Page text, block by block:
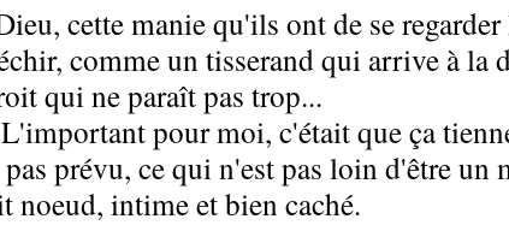
cette manie qu'ils ont de se
comme un tisserand qui arrive à
qui ne paraît pas trop...
pour moi, c'était que ça
prévu, ce qui n'est pas loin d'être
noeud, intime et bien caché.